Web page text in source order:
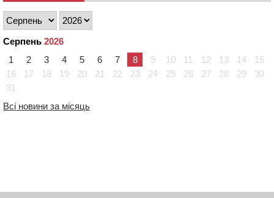
Серпень 2026
1
2 3 4 5 6 7 8 9 10 11 12 13 14
15
16
17 18 19 20 21 22 23 24 25 26 27 28 29
30
31
Всі новини за місяць